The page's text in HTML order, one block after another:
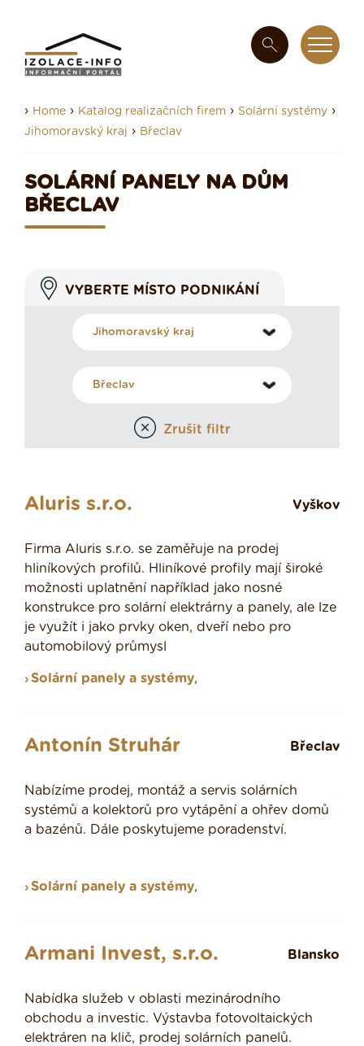
› Home › Katalog realizačních firem › Solární systémy ›
Jihomoravský kraj › Břeclav
SOLÁRNÍ PANELY NA DŮM
BŘECLAV
VYBERTE MÍSTO PODNIKÁNÍ
Zrušit filtr
Aluris s.r.o. Vyškov
Firma Aluris s.r.o. se zaměřuje na prodej
hliníkových profilů. Hliníkové profily mají široké
možnosti uplatnění například jako nosné
konstrukce pro solární elektrárny a panely, ale lze
je využít i jako prvky oken, dveří nebo pro
automobilový průmysl
Solární panely a systémy,
Antonín Struhár Břeclav
Nabízíme prodej, montáž a servis solárních
systémů a kolektorů pro vytápění a ohřev domů
a bazénů. Dále poskytujeme poradenství.
Solární panely a systémy,
Armani Invest, s.r.o. Blansko
Nabídka služeb v oblasti mezinárodního
obchodu a investic. Výstavba fotovoltaických
elektráren na klič, prodej solárních panelů.